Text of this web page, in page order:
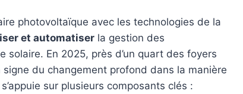
photovoltaïque avec les technologies de la
et automatiser la gestion des
solaire. En 2025, près d’un quart des foyers
du changement profond dans la manière
sur plusieurs composants clés :